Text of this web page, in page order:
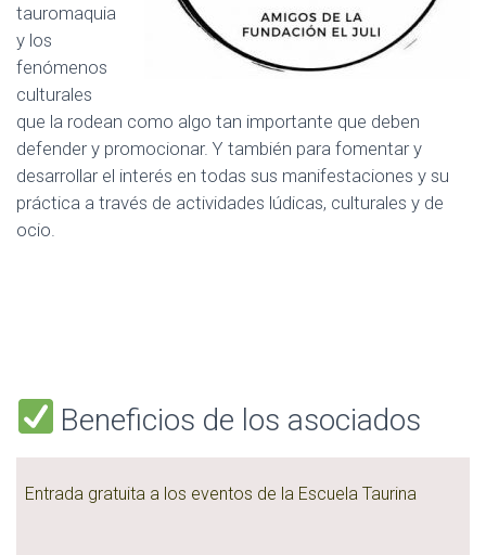
tauromaquia
y los
fenómenos
culturales
que la rodean como algo tan importante que deben
defender y promocionar. Y también para fomentar y
desarrollar el interés en todas sus manifestaciones y su
práctica a través de actividades lúdicas, culturales y de
ocio.
Beneficios de los asociados
Entrada gratuita a los eventos de la Escuela Taurina